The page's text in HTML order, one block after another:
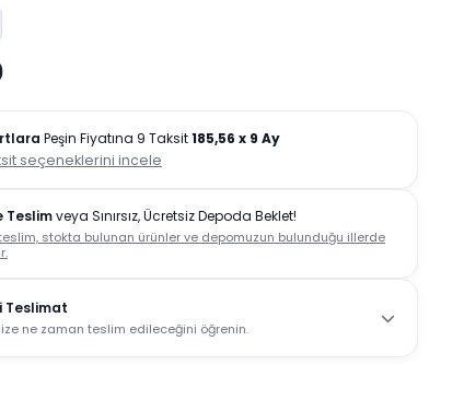
Peşin Fiyatına 9 Taksit185,56 x 9 Ay
seçeneklerini incele
Teslimveya Sınırsız, Ücretsiz Depoda Beklet!
stokta bulunan ürünler ve depomuzun bulunduğu illerde
Teslimat
ne zaman teslim edileceğini öğrenin.